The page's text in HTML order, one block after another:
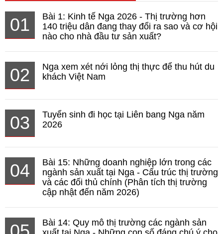
01
Bài 1: Kinh tế Nga 2026 - Thị trường hơn
140 triệu dân đang thay đổi ra sao và cơ hội
nào cho nhà đầu tư sản xuất?
02
Nga xem xét nới lỏng thị thực để thu hút du
khách Việt Nam
03
Tuyển sinh đi học tại Liên bang Nga năm
2026
04
Bài 15: Những doanh nghiệp lớn trong các
ngành sản xuất tại Nga - Cấu trúc thị trường
và các đối thủ chính (Phân tích thị trường
cập nhật đến năm 2026)
Bài 14: Quy mô thị trường các ngành sản